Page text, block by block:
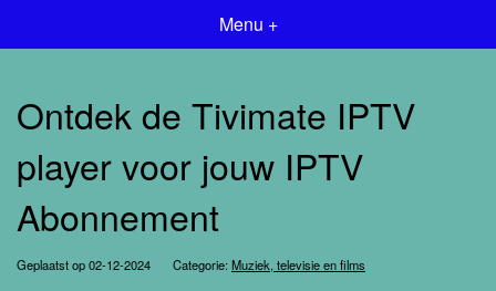
Menu +
Ontdek de Tivimate IPTV
player voor jouw IPTV
Abonnement
Geplaatst op 02-12-2024 Categorie: Muziek, televisie en films